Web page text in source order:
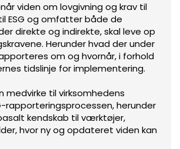
viden om lovgivning og krav til
ESG og omfatter både de
direkte og indirekte, skal leve op
Herunder hvad der under
om og hvornår, i forhold
tidslinje for implementering.
medvirke til virksomhedens
rapporteringsprocessen, herunder
kendskab til værktøjer,
hvor ny og opdateret viden kan